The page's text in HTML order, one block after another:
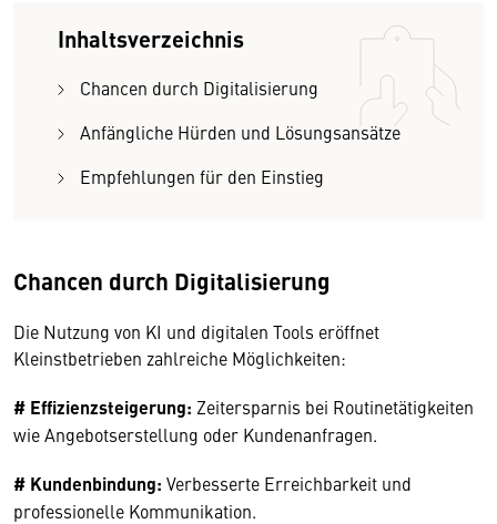
Inhaltsverzeichnis
Chancen durch Digitalisierung
Anfängliche Hürden und Lösungsansätze
Empfehlungen für den Einstieg
Chancen durch Digitalisierung
Die Nutzung von KI und digitalen Tools eröffnet
Kleinstbetrieben zahlreiche Möglichkeiten:
# Effizienzsteigerung: Zeitersparnis bei Routinetätigkeiten
wie Angebotserstellung oder Kundenanfragen.
# Kundenbindung: Verbesserte Erreichbarkeit und
professionelle Kommunikation.